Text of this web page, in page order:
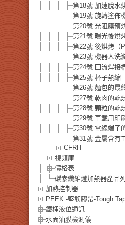
第18號 加速脫水
第19號 旋轉塗佈
第20號 光阻膜預
第21號 曝光後烘
第22號 後烘烤（
第23號 機器人洗
第24號 回流焊接
第25號 杯子熱縮
第26號 麵包的最
第27號 乾肉的乾
第28號 顆粒的乾
第29號 車載用印
第30號 電線端子
第31號 金屬含有
CFRH
視頻庫
價格表
碳素纖維燈加熱器產品
加熱控制器
PEEK -堅韌膠帶-Tough
鐵桶液位通訊
水面油膜檢測儀